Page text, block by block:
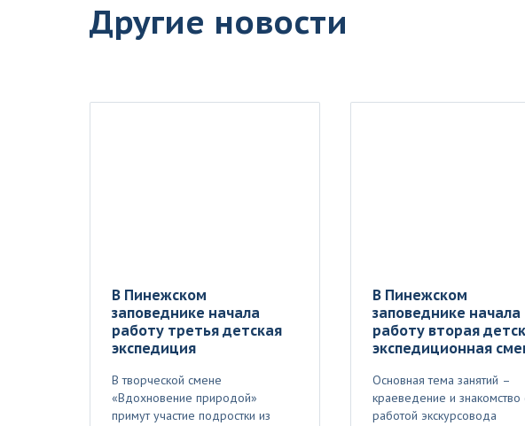
Другие новости
В Пинежском
заповеднике начала
работу третья детская
экспедиция
В творческой смене
«Вдохновение природой»
примут участие подростки из
В Пинежском
заповеднике начала
работу вторая
экспедиционная
Основная тема занятий –
краеведение и знакомство
работой экскурсовода